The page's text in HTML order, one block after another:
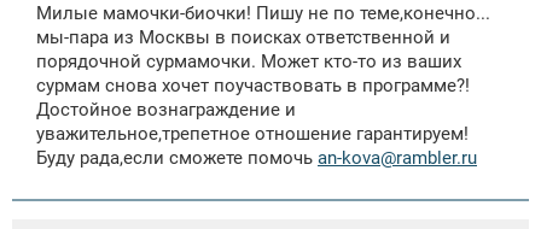
б
щ
н
и
Милые мамочки-биочки! Пишу не по теме,конечно...
мы-пара из Москвы в поисках ответственной и
порядочной сурмамочки. Может кто-то из ваших
сурмам снова хочет поучаствовать в программе?!
Достойное вознаграждение и
уважительное,трепетное отношение гарантируем!
Буду рада,если сможете помочь an-kova@rambler.ru